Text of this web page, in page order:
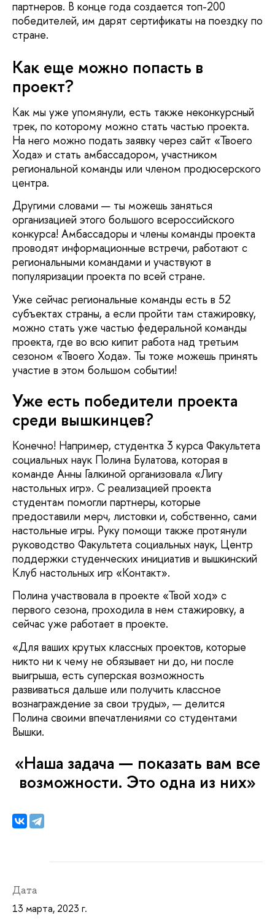
партнеров. В конце года создается топ-200
победителей, им дарят сертификаты на поездку по
стране.
Как еще можно попасть в
проект?
Как мы уже упомянули, есть также неконкурсный
трек, по которому можно стать частью проекта.
На него можно подать заявку через сайт «Твоего
Хода» и стать амбассадором, участником
региональной команды или членом продюсерского
центра.
Другими словами — ты можешь заняться
организацией этого большого всероссийского
конкурса! Амбассадоры и члены команды проекта
проводят информационные встречи, работают с
региональными командами и участвуют в
популяризации проекта по всей стране.
Уже сейчас региональные команды есть в 52
субъектах страны, а если пройти там стажировку,
можно стать уже частью федеральной команды
проекта, где во всю кипит работа над третьим
сезоном «Твоего Хода». Ты тоже можешь принять
участие в этом большом событии!
Уже есть победители проекта
среди вышкинцев?
Конечно! Например, студентка 3 курса Факультета
социальных наук Полина Булатова, которая в
команде Анны Галкиной организовала «Лигу
настольных игр». С реализацией проекта
студентам помогли партнеры, которые
предоставили мерч, листовки и, собственно, сами
настольные игры. Руку помощи также протянули
руководство Факультета социальных наук, Центр
поддержки студенческих инициатив и вышкинский
Клуб настольных игр «Контакт».
Полина участвовала в проекте «Твой ход» с
первого сезона, проходила в нем стажировку, а
сейчас уже работает в проекте.
«Для ваших крутых классных проектов, которые
никто ни к чему не обязывает ни до, ни после
выигрыша, есть суперская возможность
развиваться дальше или получить классное
вознаграждение за свои труды», — делится
Полина своими впечатлениями со студентами
Вышки.
«Наша задача — показать вам все
возможности. Это одна из них»
Дата
13 марта, 2023 г.